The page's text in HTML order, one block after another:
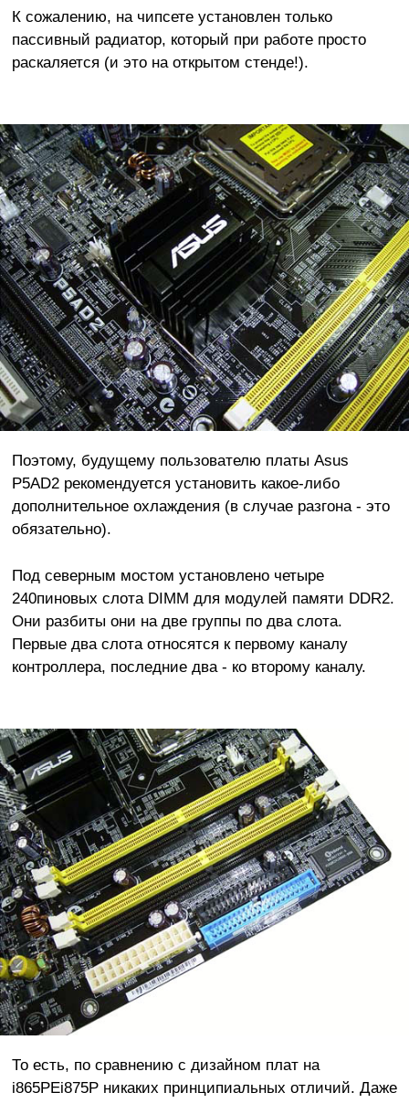
К сожалению, на чипсете установлен только
пассивный радиатор, который при работе просто
раскаляется (и это на открытом стенде!).
Поэтому, будущему пользователю платы Asus
P5AD2 рекомендуется установить какое-либо
дополнительное охлаждения (в случае разгона - это
обязательно).
Под северным мостом установлено четыре
240пиновых слота DIMM для модулей памяти DDR2.
Они разбиты они на две группы по два слота.
Первые два слота относятся к первому каналу
контроллера, последние два - ко второму каналу.
То есть, по сравнению с дизайном плат на
i865PEi875P никаких принципиальных отличий. Даже